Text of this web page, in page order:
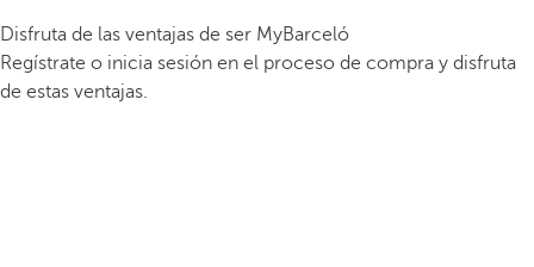
Disfruta de las ventajas de ser MyBarceló
Regístrate o inicia sesión en el proceso de compra y disfruta
de estas ventajas.